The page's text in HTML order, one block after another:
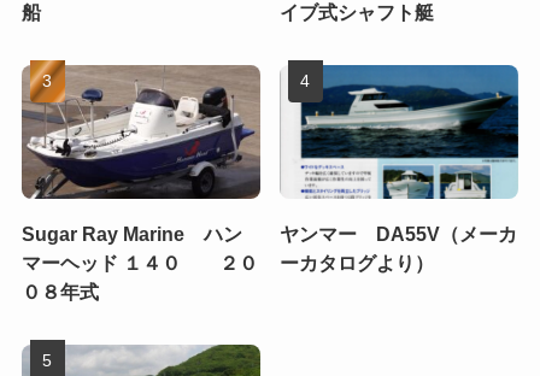
船 イブ式シャフト艇
Sugar Ray Marine ハン
マーヘッド １４０ ２０
０８年式
ヤンマー DA55V（メーカ
ーカタログより）